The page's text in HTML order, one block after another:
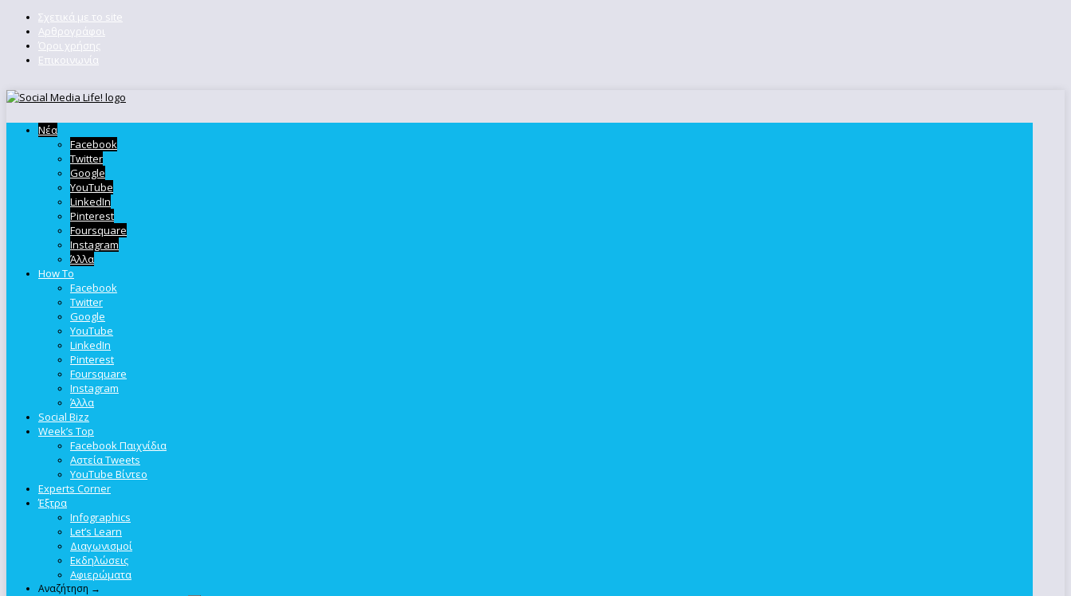
Σχετικά με το site
Αρθρογράφοι
Όροι χρήσης
Επικοινωνία
Νέα
Facebook
Twitter
Google
YouTube
LinkedIn
Pinterest
Foursquare
Instagram
Άλλα
How To
Facebook
Twitter
Google
YouTube
LinkedIn
Pinterest
Foursquare
Instagram
Άλλα
Social Bizz
Week’s Top
Facebook Παιχνίδια
Αστεία Tweets
YouTube Βίντεο
Experts Corner
Έξτρα
Infographics
Let’s Learn
Διαγωνισμοί
Εκδηλώσεις
Αφιερώματα
Αναζήτηση →